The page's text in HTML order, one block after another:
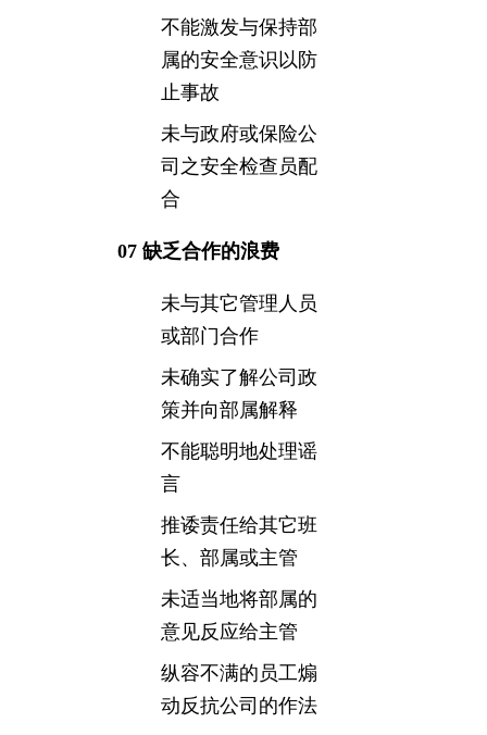
不能激发与保持部
属的安全意识以防
止事故
未与政府或保险公
司之安全检查员配
合
07 缺乏合作的浪费
未与其它管理人员
或部门合作
未确实了解公司政
策并向部属解释
不能聪明地处理谣
言
推诿责任给其它班
长、部属或主管
未适当地将部属的
意见反应给主管
纵容不满的员工煽
动反抗公司的作法